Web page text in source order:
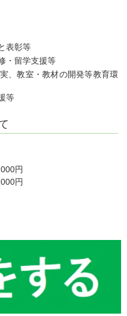
表彰等
・留学支援等
教室・教材の開発等教育環
等
円
円